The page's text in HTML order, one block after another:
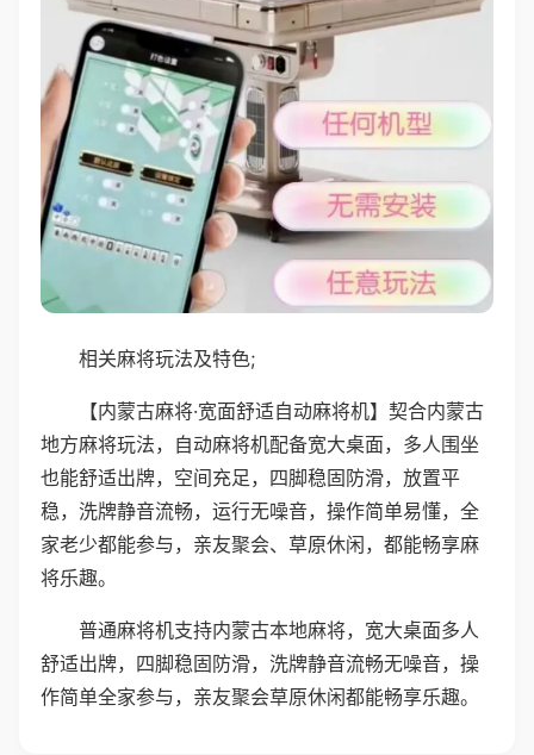
相关麻将玩法及特色;
【内蒙古麻将·宽面舒适自动麻将机】契合内蒙古
地方麻将玩法，自动麻将机配备宽大桌面，多人围坐
也能舒适出牌，空间充足，四脚稳固防滑，放置平
稳，洗牌静音流畅，运行无噪音，操作简单易懂，全
家老少都能参与，亲友聚会、草原休闲，都能畅享麻
将乐趣。
普通麻将机支持内蒙古本地麻将，宽大桌面多人
舒适出牌，四脚稳固防滑，洗牌静音流畅无噪音，操
作简单全家参与，亲友聚会草原休闲都能畅享乐趣。